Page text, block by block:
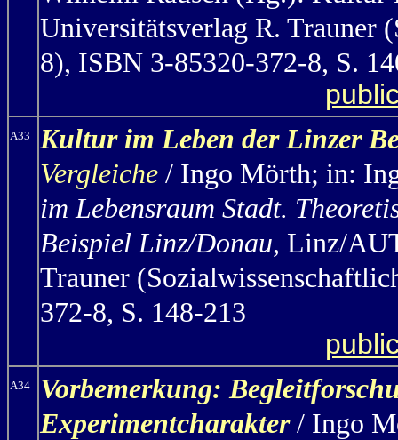
Universitätsverlag R. Trauner
8), ISBN 3-85320-372-8, S.
A33
Kultur im Leben der Linzer
Vergleiche / Ingo Mörth; in:
im Lebensraum Stadt.
Beispiel Linz/Donau, Linz/
Trauner
372-8, S. 148-213
A34
Vorbemerkung:
Experimentcharakter / Ingo